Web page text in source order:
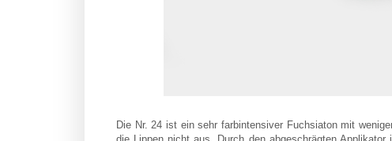
Die Nr. 24 ist ein sehr farbintensiver Fuchsiaton mit